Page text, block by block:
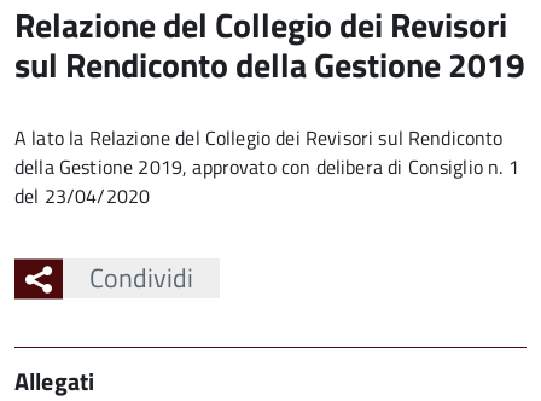
Relazione del Collegio dei Revisori
sul Rendiconto della Gestione 2019
A lato la Relazione del Collegio dei Revisori sul Rendiconto
della Gestione 2019, approvato con delibera di Consiglio n. 1
del 23/04/2020
Condividi
Allegati